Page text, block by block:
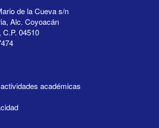
de la Cueva s/n
Alc. Coyoacán
04510
académicas